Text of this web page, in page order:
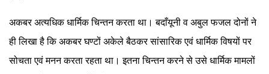
अकबर अत्यधिक धार्मिक चिन्तन करता था। बदाँयूनी व अबुल फजल दोनों ने
ही लिखा है कि अकबर घण्टों अकेले बैठकर सांसारिक एवं धार्मिक विषयों पर
सोचता एवं मनन करता रहता था। इतना चिन्तन करने से उसे धार्मिक मामलों